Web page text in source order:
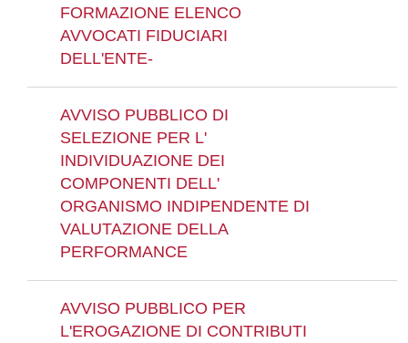
FORMAZIONE ELENCO
AVVOCATI FIDUCIARI
DELL'ENTE-
AVVISO PUBBLICO DI
SELEZIONE PER L'
INDIVIDUAZIONE DEI
COMPONENTI DELL'
ORGANISMO INDIPENDENTE DI
VALUTAZIONE DELLA
PERFORMANCE
AVVISO PUBBLICO PER
L'EROGAZIONE DI CONTRIBUTI